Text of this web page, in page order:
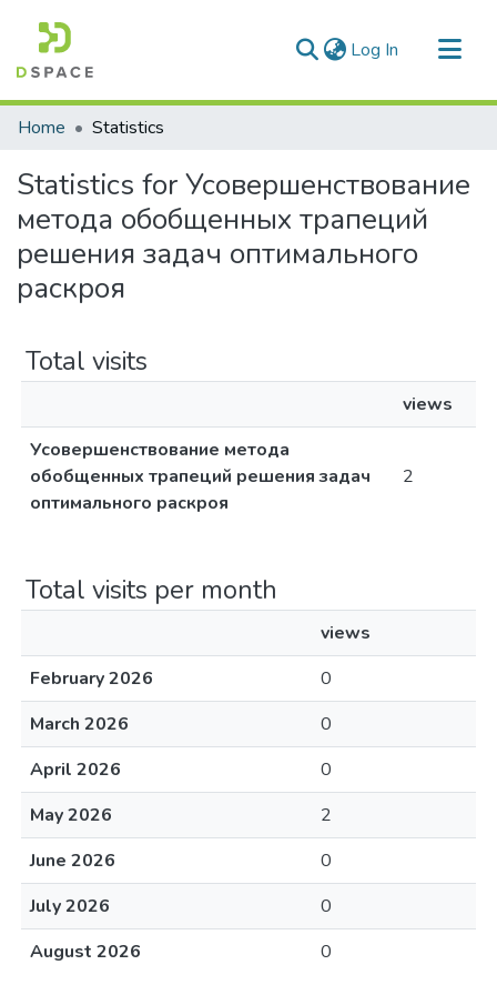
Log In (current)
Communities & Collections
Home Statistics
Statistics for Усовершенствование
метода обобщенных трапеций
решения задач оптимального
раскроя
Total visits
views
Усовершенствование метода
обобщенных трапеций решения задач
оптимального раскроя
2
Total visits per month
views
February 2026
0
March 2026
0
April 2026
0
May 2026
2
June 2026
0
July 2026
0
August 2026
0